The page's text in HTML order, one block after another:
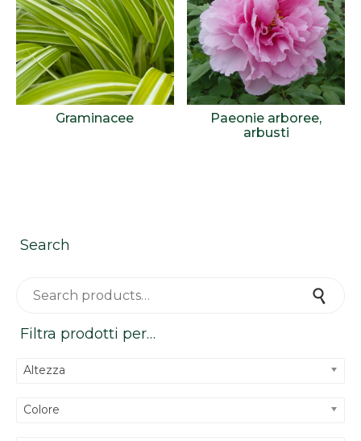
Graminacee
Paeonie arboree,
arbusti
Search
Filtra prodotti per…
Altezza
Colore